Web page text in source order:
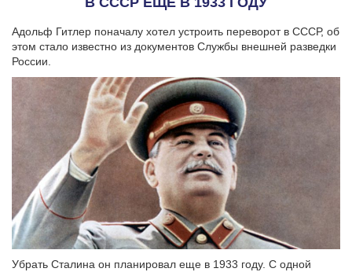
Адольф Гитлер поначалу хотел устроить переворот в СССР, об
этом стало известно из документов Службы внешней разведки
России.
Убрать Сталина он планировал еще в 1933 году. С одной